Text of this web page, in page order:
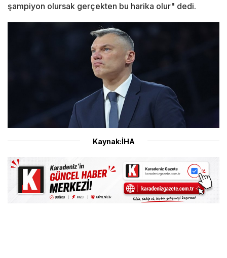
şampiyon olursak gerçekten bu harika olur" dedi.
Kaynak:İHA